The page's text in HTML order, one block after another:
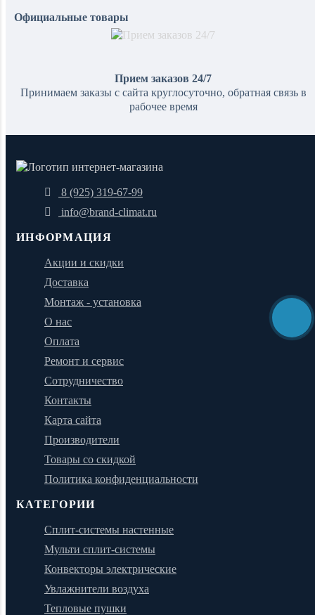
Официальные товары
Прием заказов 24/7
Принимаем заказы с сайта круглосуточно, обратная связь в
рабочее время
8 (925) 319-67-99
info@brand-climat.ru
ИНФОРМАЦИЯ
Акции и скидки
Доставка
Монтаж - установка
О нас
Оплата
Ремонт и сервис
Сотрудничество
Контакты
Карта сайта
Производители
Товары со скидкой
Политика конфиденциальности
КАТЕГОРИИ
Сплит-системы настенные
Мульти сплит-системы
Конвекторы электрические
Увлажнители воздуха
Тепловые пушки